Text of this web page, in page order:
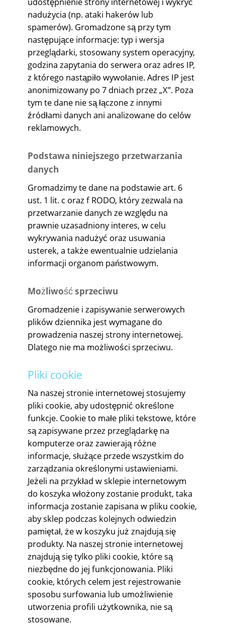
nadużycia (np. ataki hakerów lub
spamerów). Gromadzone są przy tym
następujące informacje: typ i wersja
przeglądarki, stosowany system operacyjny,
godzina zapytania do serwera oraz adres IP,
z którego nastąpiło wywołanie. Adres IP jest
anonimizowany po 7 dniach przez „X”. Poza
tym te dane nie są łączone z innymi
źródłami danych ani analizowane do celów
reklamowych.
Podstawa niniejszego przetwarzania
danych
Gromadzimy te dane na podstawie art. 6
ust. 1 lit. c oraz f RODO, który zezwala na
przetwarzanie danych ze względu na
prawnie uzasadniony interes, w celu
wykrywania nadużyć oraz usuwania
usterek, a także ewentualnie udzielania
informacji organom państwowym.
Możliwość sprzeciwu
Gromadzenie i zapisywanie serwerowych
plików dziennika jest wymagane do
prowadzenia naszej strony internetowej.
Dlatego nie ma możliwości sprzeciwu.
Pliki cookie
Na naszej stronie internetowej stosujemy
pliki cookie, aby udostępnić określone
funkcje. Cookie to małe pliki tekstowe, które
są zapisywane przez przeglądarkę na
komputerze oraz zawierają różne
informacje, służące przede wszystkim do
zarządzania określonymi ustawieniami.
Jeżeli na przykład w sklepie internetowym
do koszyka włożony zostanie produkt, taka
informacja zostanie zapisana w pliku cookie,
aby sklep podczas kolejnych odwiedzin
pamiętał, że w koszyku już znajdują się
produkty. Na naszej stronie internetowej
znajdują się tylko pliki cookie, które są
niezbędne do jej funkcjonowania. Pliki
cookie, których celem jest rejestrowanie
sposobu surfowania lub umożliwienie
utworzenia profili użytkownika, nie są
stosowane.